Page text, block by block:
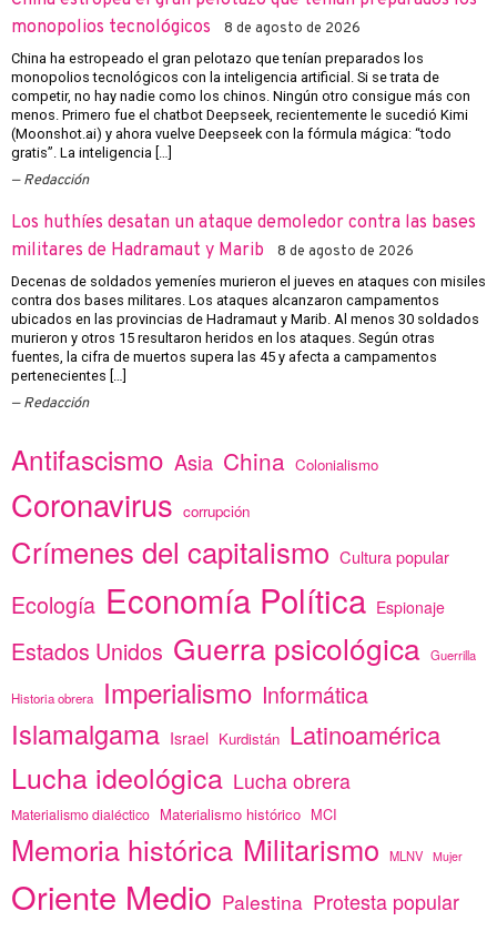
monopolios tecnológicos
8 de agosto de 2026
China ha estropeado el gran pelotazo que tenían preparados los
monopolios tecnológicos con la inteligencia artificial. Si se trata de
competir, no hay nadie como los chinos. Ningún otro consigue más con
menos. Primero fue el chatbot Deepseek, recientemente le sucedió Kimi
(Moonshot.ai) y ahora vuelve Deepseek con la fórmula mágica: “todo
gratis”. La inteligencia […]
Redacción
Los huthíes desatan un ataque demoledor contra las bases
militares de Hadramaut y Marib
8 de agosto de 2026
Decenas de soldados yemeníes murieron el jueves en ataques con misiles
contra dos bases militares. Los ataques alcanzaron campamentos
ubicados en las provincias de Hadramaut y Marib. Al menos 30 soldados
murieron y otros 15 resultaron heridos en los ataques. Según otras
fuentes, la cifra de muertos supera las 45 y afecta a campamentos
pertenecientes […]
Redacción
Antifascismo Asia China Colonialismo
Coronavirus corrupción
Crímenes del capitalismo Cultura popular
Ecología Economía Política Espionaje
Estados Unidos Guerra psicológica Guerrilla
Historia obrera Imperialismo Informática
Islamalgama Israel Kurdistán Latinoamérica
Lucha ideológica Lucha obrera
Materialismo dialéctico Materialismo histórico MCI
Memoria histórica Militarismo MLNV Mujer
Oriente Medio Palestina Protesta popular